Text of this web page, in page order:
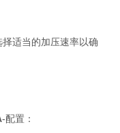
可选择适当的加压速率以确
-配置：